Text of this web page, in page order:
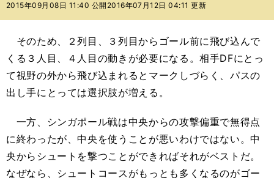
ー
バ
2015年09月08日 11:40 公開 2016年07月12日 04:11 更新
そのため、２列目、３列目からゴール前に飛び込んで
くる３人目、４人目の動きが必要になる。相手DFにとっ
て視野の外から飛び込まれるとマークしづらく、パスの
出し手にとっては選択肢が増える。
一方、シンガポール戦は中央からの攻撃偏重で無得点
に終わったが、中央を使うことが悪いわけではない。中
央からシュートを撃つことができればそれがベストだ。
なぜなら、シュートコースがもっとも多くなるのがゴー